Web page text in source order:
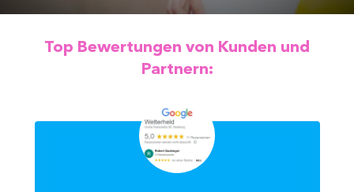
Top Bewertungen von Kunden und
Partnern: